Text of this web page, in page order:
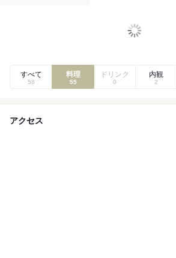
すべて
58
料理
55
ドリンク
0
内観
2
アクセス